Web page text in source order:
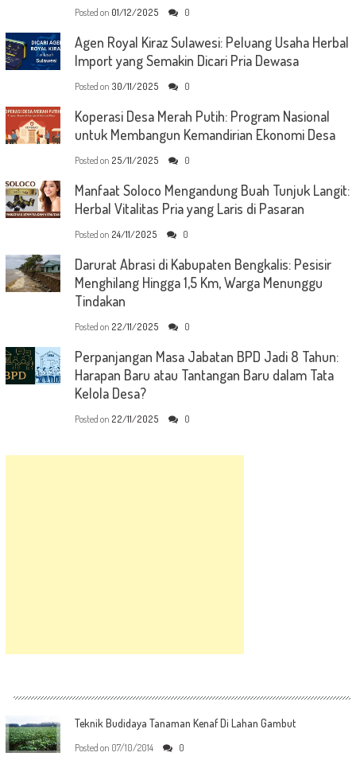
Posted on 01/12/2025 0
Agen Royal Kiraz Sulawesi: Peluang Usaha Herbal
Import yang Semakin Dicari Pria Dewasa
Posted on 30/11/2025 0
Koperasi Desa Merah Putih: Program Nasional
untuk Membangun Kemandirian Ekonomi Desa
Posted on 25/11/2025 0
Manfaat Soloco Mengandung Buah Tunjuk Langit:
Herbal Vitalitas Pria yang Laris di Pasaran
Posted on 24/11/2025 0
Darurat Abrasi di Kabupaten Bengkalis: Pesisir
Menghilang Hingga 1,5 Km, Warga Menunggu
Tindakan
Posted on 22/11/2025 0
Perpanjangan Masa Jabatan BPD Jadi 8 Tahun:
Harapan Baru atau Tantangan Baru dalam Tata
Kelola Desa?
Posted on 22/11/2025 0
Teknik Budidaya Tanaman Kenaf Di Lahan Gambut
Posted on 07/10/2014 0